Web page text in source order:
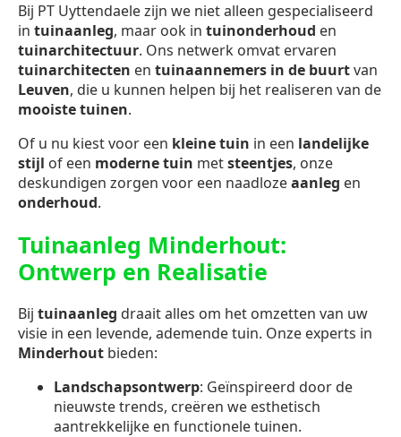
Bij PT Uyttendaele zijn we niet alleen gespecialiseerd
in tuinaanleg, maar ook in tuinonderhoud en
tuinarchitectuur. Ons netwerk omvat ervaren
tuinarchitecten en tuinaannemers in de buurtvan
Leuven, die u kunnen helpen bij het realiseren van de
mooiste tuinen.
Of u nu kiest voor een kleine tuin in een landelijke
stijl of een moderne tuin metsteentjes, onze
deskundigen zorgen voor een naadlozeaanleg en
onderhoud.
Tuinaanleg Minderhout:
Ontwerp en Realisatie
Bij tuinaanleg draait alles om het omzetten van uw
visie in een levende, ademende tuin. Onze experts in
Minderhout bieden:
Landschapsontwerp: Geïnspireerd door de
nieuwste trends, creëren we esthetisch
aantrekkelijke en functionele tuinen.